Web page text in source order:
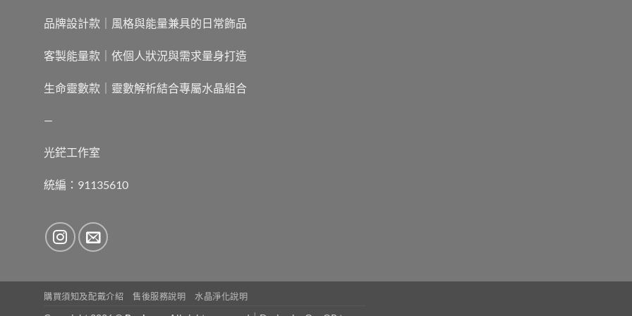
品牌設計款｜風格與能量兼具的日常飾品
客製能量款｜依個人狀況與需求量身打造
生命靈數款｜靈數解析結合專屬水晶組合
—
光鋩工作室
統編：91135610
購買須知及配戴介紹 售後服務說明 水晶淨化說明